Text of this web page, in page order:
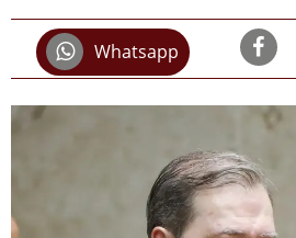
Whatsapp